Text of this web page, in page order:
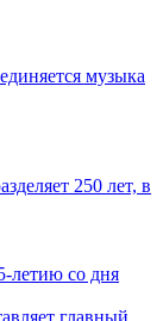
музыка
250 лет, в
летию со дня
главный